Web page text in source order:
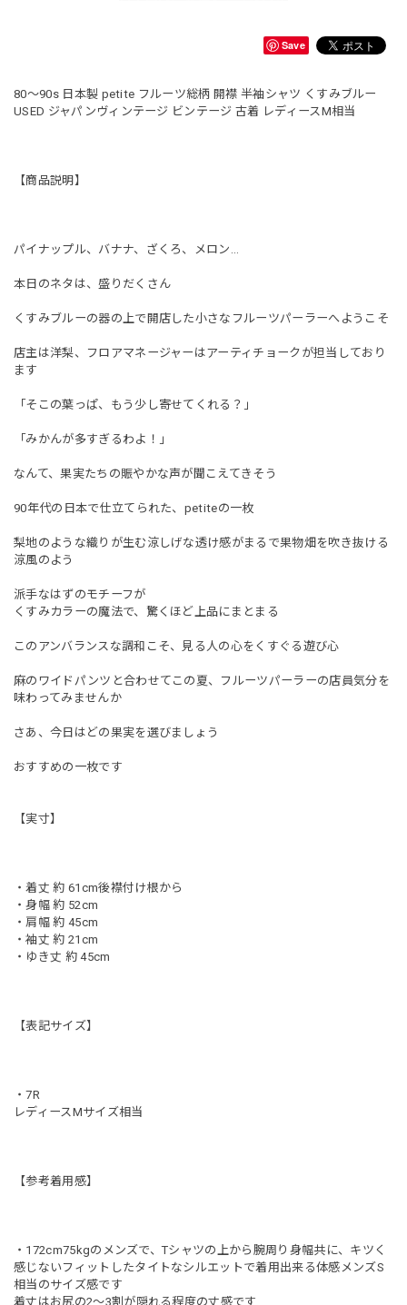
Save
80〜90s 日本製 petite フルーツ総柄 開襟 半袖シャツ くすみブルー
USED ジャパンヴィンテージ ビンテージ 古着 レディースM相当
【商品説明】
パイナップル、バナナ、ざくろ、メロン…
本日のネタは、盛りだくさん
くすみブルーの器の上で開店した小さなフルーツパーラーへようこそ
店主は洋梨、フロアマネージャーはアーティチョークが担当しており
ます
「そこの葉っぱ、もう少し寄せてくれる？」
「みかんが多すぎるわよ！」
なんて、果実たちの賑やかな声が聞こえてきそう
90年代の日本で仕立てられた、petiteの一枚
梨地のような織りが生む涼しげな透け感がまるで果物畑を吹き抜ける
涼風のよう
派手なはずのモチーフが
くすみカラーの魔法で、驚くほど上品にまとまる
このアンバランスな調和こそ、見る人の心をくすぐる遊び心
麻のワイドパンツと合わせてこの夏、フルーツパーラーの店員気分を
味わってみませんか
さあ、今日はどの果実を選びましょう
おすすめの一枚です
【実寸】
・着丈 約 61cm後襟付け根から
・身幅 約 52cm
・肩幅 約 45cm
・袖丈 約 21cm
・ゆき丈 約 45cm
【表記サイズ】
・7R
レディースMサイズ相当
【参考着用感】
・172cm75kgのメンズで、Tシャツの上から腕周り身幅共に、キツく
感じないフィットしたタイトなシルエットで着用出来る体感メンズS
相当のサイズ感です
着丈はお尻の2〜3割が隠れる程度の丈感です